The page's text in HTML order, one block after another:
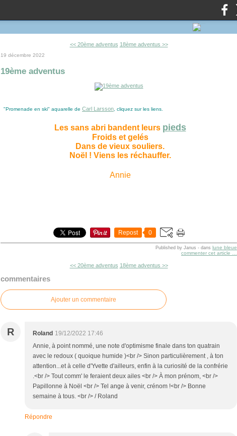
<< 20ème adventus 18ème adventus >>
19 décembre 2022
19ème adventus
"Promenade en ski" aquarelle de Carl Larsson , cliquez sur les liens.
Les sans abri bandent leurs pieds
Froids et gelés
Dans de vieux souliers.
Noël ! Viens les réchauffer.
Annie
Repost 0
Published by Janus - dans lune bleue
commenter cet article
<< 20ème adventus 18ème adventus >>
commentaires
Ajouter un commentaire
R Roland 19/12/2022 17:46
Annie, à point nommé, une note d'optimisme finale dans ton quatrain
avec le redoux ( quoique humide )<br /> Sinon particulièrement , à ton
attention...et à celle d'Yvette d'ailleurs, enfin à la curiosité de la confrérie
.<br /> Tout comm' le feraient deux ailes <br /> À mon prénom, <br />
Papillonne à Noël <br /> Tel ange à venir, crénom !<br /> Bonne
semaine à tous. <br /> / Roland
Répondre